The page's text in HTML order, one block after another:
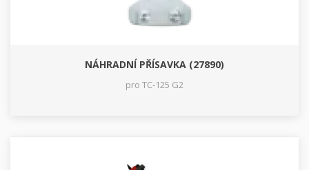
NÁHRADNÍ PŘÍSAVKA (27890)
pro TC-125 G2